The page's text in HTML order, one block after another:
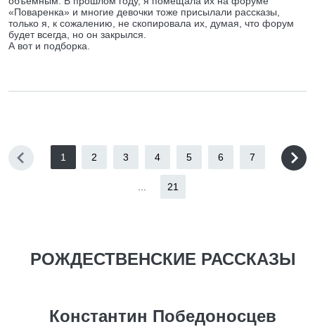
«Поваренка» и многие девочки тоже присылали рассказы,
только я, к сожалению, не скопировала их, думая, что форум
будет всегда, но он закрылся.
А вот и подборка.
1 2 3 4 5 6 7
21
РОЖДЕСТВЕНСКИЕ РАССКАЗЫ
Константин Победоносцев